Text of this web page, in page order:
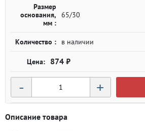
Размер
основания,
мм :
65/30
Количество : в наличии
874 ₽
- +
Описание товара